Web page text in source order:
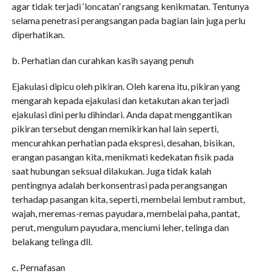
agar tidak terjadi ‘loncatan’ rangsang kenikmatan. Tentunya
selama penetrasi perangsangan pada bagian lain juga perlu
diperhatikan.
b. Perhatian dan curahkan kasih sayang penuh
Ejakulasi dipicu oleh pikiran. Oleh karena itu, pikiran yang
mengarah kepada ejakulasi dan ketakutan akan terjadi
ejakulasi dini perlu dihindari. Anda dapat menggantikan
pikiran tersebut dengan memikirkan hal lain seperti,
mencurahkan perhatian pada ekspresi, desahan, bisikan,
erangan pasangan kita, menikmati kedekatan fisik pada
saat hubungan seksual dilakukan. Juga tidak kalah
pentingnya adalah berkonsentrasi pada perangsangan
terhadap pasangan kita, seperti, membelai lembut rambut,
wajah, meremas-remas payudara, membelai paha, pantat,
perut, mengulum payudara, menciumi leher, telinga dan
belakang telinga dll.
c. Pernafasan